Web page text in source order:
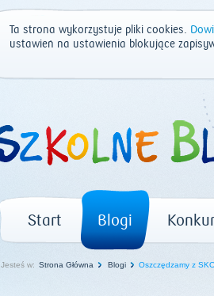
Ta strona wykorzystuje pliki cookies.
ustawień na ustawienia blokujące
Start Blogi
Jesteś w: Strona Główna Blogi Oszczędzamy z